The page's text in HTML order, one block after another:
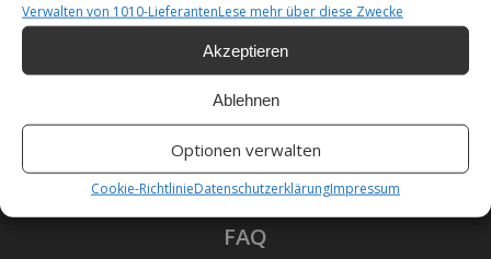
Verwalten von 1010-LieferantenLese mehr über diese Zwecke
Akzeptieren
Ablehnen
Optionen verwalten
Cookie-RichtlinieDatenschutzerklärungImpressum
Haftungsausschluss
Als Amazon-Partner verdiene ich an qualifizierten
Verkäufen.
FAQ